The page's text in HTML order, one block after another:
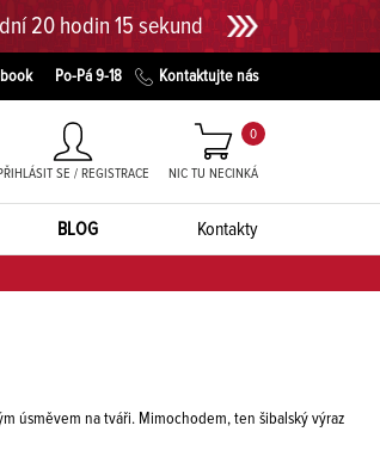
20 hodin 14 sekund
Po-Pá 9-18 Kontaktujte nás
SE / REGISTRACE NIC TU NECINKÁ
0
BLOG Kontakty
úsměvem na tváři. Mimochodem, ten šibalský výraz